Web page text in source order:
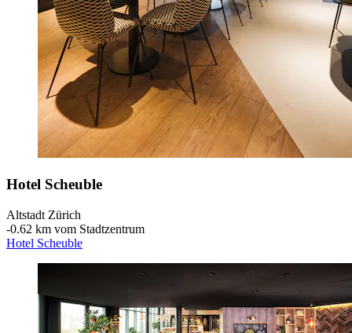
Hotel Scheuble
Altstadt Zürich
‐0.62 km vom Stadtzentrum
Hotel Scheuble